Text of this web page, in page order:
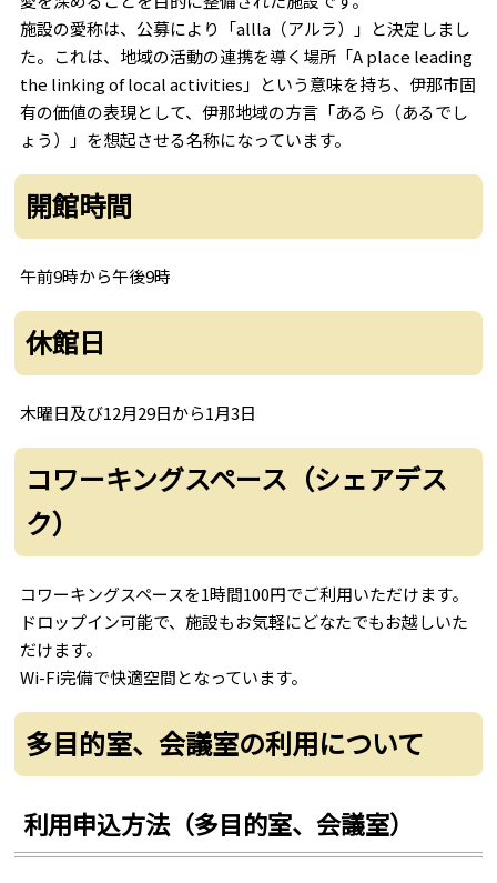
施設の愛称は、公募により「allla（アルラ）」と決定しまし
た。これは、地域の活動の連携を導く場所「A place leading
the linking of local activities」という意味を持ち、伊那市固
有の価値の表現として、伊那地域の方言「あるら（あるでし
ょう）」を想起させる名称になっています。
開館時間
午前9時から午後9時
休館日
木曜日及び12月29日から1月3日
コワーキングスペース（シェアデス
ク）
コワーキングスペースを1時間100円でご利用いただけます。
ドロップイン可能で、施設もお気軽にどなたでもお越しいた
だけます。
Wi-Fi完備で快適空間となっています。
多目的室、会議室の利用について
利用申込方法（多目的室、会議室）